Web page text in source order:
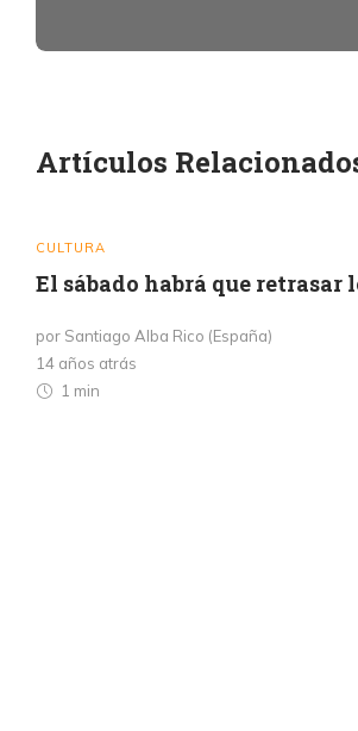
Artículos
CULTURA
El sábado habrá que retrasar
por Santiago Alba Rico (España)
14 años atrás
1 min